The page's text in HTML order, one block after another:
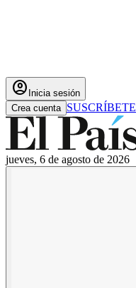
account_circle Inicia sesión
Crea cuenta SUSCRÍBETE
jueves, 6 de agosto de 2026